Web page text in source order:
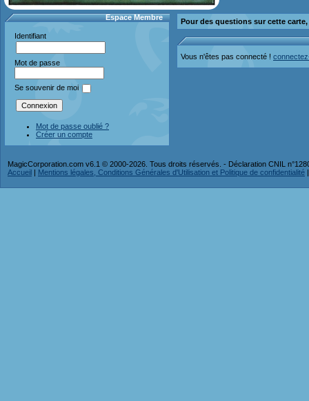
Espace Membre
Identifiant
Mot de passe
Se souvenir de moi
Mot de passe oublié ?
Créer un compte
Pour des questions sur cette
Vous n'êtes pas connecté !
MagicCorporation.com v6.1 © 2000-2026. Tous droits réservés. - Déclaration CNIL
Accueil | Mentions légales, Conditions Générales d'Utilisation et Politique de confidentialité